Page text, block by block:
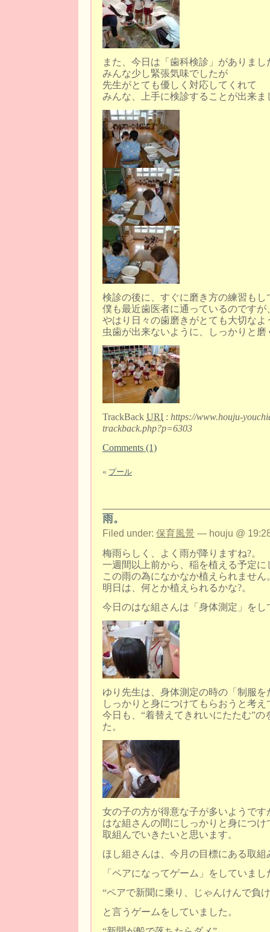
また、今日は「歯科検診」がありまし
みんな少し緊張気味でしたが
先生がとても優しく対応してくれて
みんな、上手に検診することが出来ま
検診の後に、すぐに磨き方の練習もし
僕も最近歯医者に通っているのですが
やはり日々の歯磨きがとても大切なよ
虫歯が出来ないように、しっかりと
TrackBack URI : https://www.houju-
trackback.php?p=6303
Comments (1)
« プール
雨。
Filed under: 保育風景 — houju @
梅雨らしく、よく雨が降りますね?。
一週間以上前から、稲を植える予定に
この雨の為になかなか植えられません
明日は、何とか植えられるかな?。
今日のはな組さんは「身体測定」をし
ゆり先生は、身体測定の時の「制服を
しっかりと身につけてもらおうと考え
今日も、“着替えてきれいにたたむ”
た。
女の子の方が得意な子が多いようです
はな組さんの間にしっかりと身につけ
取組んでいきたいと思います。
ほし組さんは、今月の目標にある取組
「ペアになってゲーム」をしていまし
“ペアで新聞に乗り、じゃんけんで負
と言うゲームをしていました。